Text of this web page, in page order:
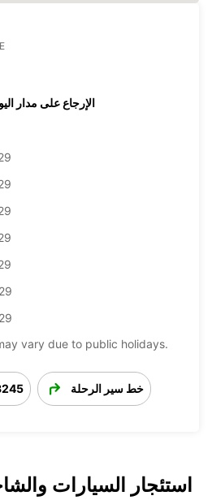
الإرجاع على مدار
vary due to public holidays.
خط سير الرحلة
استئجار السيارات